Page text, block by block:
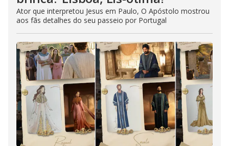
Ator que interpretou Jesus em Paulo, O Apóstolo mostrou
aos fãs detalhes do seu passeio por Portugal